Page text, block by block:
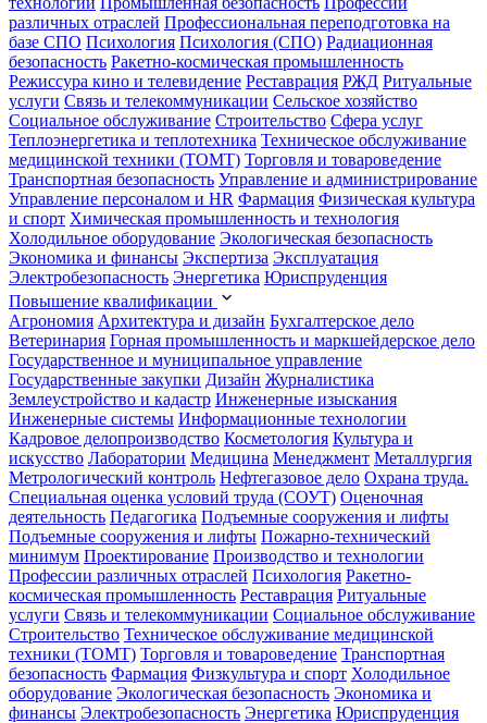
различных отраслей Профессиональная переподготовка на
базе СПО Психология Психология (СПО) Радиационная
безопасность Ракетно-космическая промышленность
Режиссура кино и телевидение Реставрация РЖД Ритуальные
услуги Связь и телекоммуникации Сельское хозяйство
Социальное обслуживание Строительство Сфера услуг
Теплоэнергетика и теплотехника Техническое обслуживание
медицинской техники (ТОМТ) Торговля и товароведение
Транспортная безопасность Управление и администрирование
Управление персоналом и HR Фармация Физическая культура
и спорт Химическая промышленность и технология
Холодильное оборудование Экологическая безопасность
Экономика и финансы Экспертиза Эксплуатация
Электробезопасность Энергетика Юриспруденция
Повышение квалификации
Агрономия Архитектура и дизайн Бухгалтерское дело
Ветеринария Горная промышленность и маркшейдерское дело
Государственное и муниципальное управление
Государственные закупки Дизайн Журналистика
Землеустройство и кадастр Инженерные изыскания
Инженерные системы Информационные технологии
Кадровое делопроизводство Косметология Культура и
искусство Лаборатории Медицина Менеджмент Металлургия
Метрологический контроль Нефтегазовое дело Охрана труда.
Специальная оценка условий труда (СОУТ) Оценочная
деятельность Педагогика Подъемные сооружения и лифты
Подъемные сооружения и лифты Пожарно-технический
минимум Проектирование Производство и технологии
Профессии различных отраслей Психология Ракетно-
космическая промышленность Реставрация Ритуальные
услуги Связь и телекоммуникации Социальное обслуживание
Строительство Техническое обслуживание медицинской
техники (ТОМТ) Торговля и товароведение Транспортная
безопасность Фармация Физкультура и спорт Холодильное
оборудование Экологическая безопасность Экономика и
финансы Электробезопасность Энергетика Юриспруденция